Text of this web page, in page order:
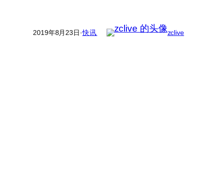
2019年8月23日·快讯 zclive